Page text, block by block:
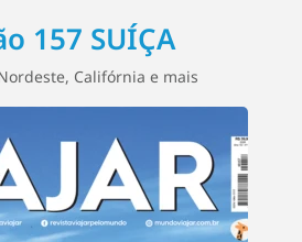
157 SUÍÇA
Califórnia e mais